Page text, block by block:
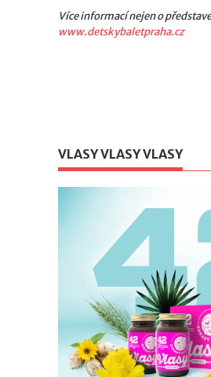
Více informací nejen o
www.detskybaletpraha.cz
VLASY VLASY VLASY